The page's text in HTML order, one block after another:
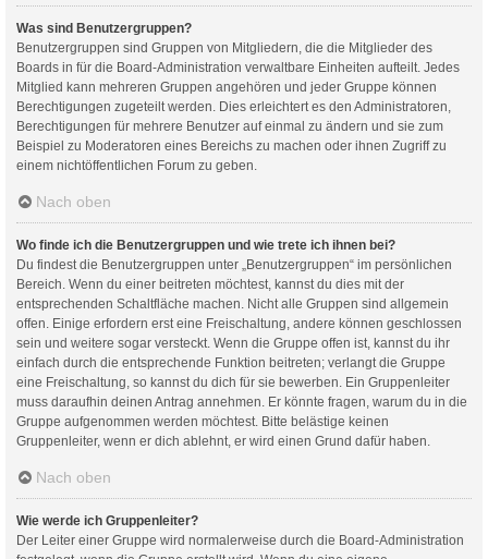
Was sind Benutzergruppen?
Benutzergruppen sind Gruppen von Mitgliedern, die die Mitglieder des
Boards in für die Board-Administration verwaltbare Einheiten aufteilt. Jedes
Mitglied kann mehreren Gruppen angehören und jeder Gruppe können
Berechtigungen zugeteilt werden. Dies erleichtert es den Administratoren,
Berechtigungen für mehrere Benutzer auf einmal zu ändern und sie zum
Beispiel zu Moderatoren eines Bereichs zu machen oder ihnen Zugriff zu
einem nichtöffentlichen Forum zu geben.
Nach oben
Wo finde ich die Benutzergruppen und wie trete ich ihnen bei?
Du findest die Benutzergruppen unter „Benutzergruppen“ im persönlichen
Bereich. Wenn du einer beitreten möchtest, kannst du dies mit der
entsprechenden Schaltfläche machen. Nicht alle Gruppen sind allgemein
offen. Einige erfordern erst eine Freischaltung, andere können geschlossen
sein und weitere sogar versteckt. Wenn die Gruppe offen ist, kannst du ihr
einfach durch die entsprechende Funktion beitreten; verlangt die Gruppe
eine Freischaltung, so kannst du dich für sie bewerben. Ein Gruppenleiter
muss daraufhin deinen Antrag annehmen. Er könnte fragen, warum du in die
Gruppe aufgenommen werden möchtest. Bitte belästige keinen
Gruppenleiter, wenn er dich ablehnt, er wird einen Grund dafür haben.
Nach oben
Wie werde ich Gruppenleiter?
Der Leiter einer Gruppe wird normalerweise durch die Board-Administration